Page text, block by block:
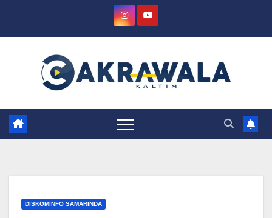
DISKOMINFO SAMARINDA